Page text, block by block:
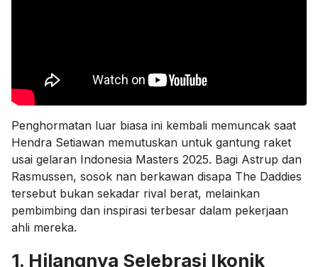
Penghormatan luar biasa ini kembali memuncak saat
Hendra Setiawan memutuskan untuk gantung raket
usai gelaran Indonesia Masters 2025. Bagi Astrup dan
Rasmussen, sosok nan berkawan disapa The Daddies
tersebut bukan sekadar rival berat, melainkan
pembimbing dan inspirasi terbesar dalam pekerjaan
ahli mereka.
1. Hilangnya Selebrasi Ikonik